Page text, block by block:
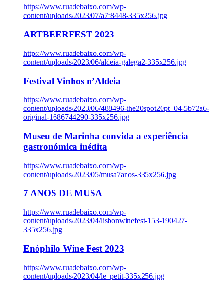
https://www.ruadebaixo.com/wp-
content/uploads/2023/07/a7r8448-335x256.jpg
ARTBEERFEST 2023
https://www.ruadebaixo.com/wp-
content/uploads/2023/06/aldeia-galega2-335x256.jpg
Festival Vinhos n’Aldeia
https://www.ruadebaixo.com/wp-
content/uploads/2023/06/488496-the20spot20pt_04-5b72a6-
original-1686744290-335x256.jpg
Museu de Marinha convida a experiência
gastronómica inédita
https://www.ruadebaixo.com/wp-
content/uploads/2023/05/musa7anos-335x256.jpg
7 ANOS DE MUSA
https://www.ruadebaixo.com/wp-
content/uploads/2023/04/lisbonwinefest-153-190427-
335x256.jpg
Enóphilo Wine Fest 2023
https://www.ruadebaixo.com/wp-
content/uploads/2023/04/le_petit-335x256.jpg